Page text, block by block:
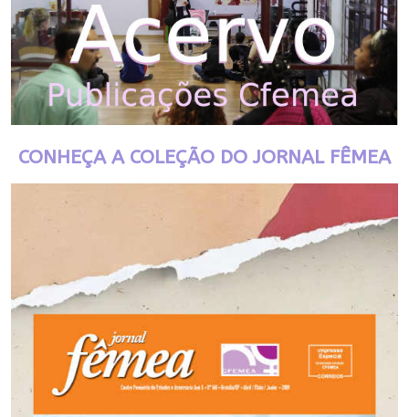
CONHEÇA A COLEÇÃO DO JORNAL FÊMEA